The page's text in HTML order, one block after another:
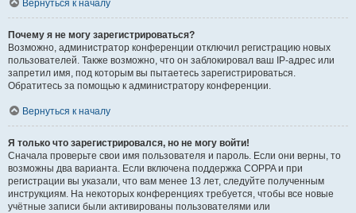
Вернуться к началу
Почему я не могу зарегистрироваться?
Возможно, администратор конференции отключил регистрацию новых
пользователей. Также возможно, что он заблокировал ваш IP-адрес или
запретил имя, под которым вы пытаетесь зарегистрироваться.
Обратитесь за помощью к администратору конференции.
Вернуться к началу
Я только что зарегистрировался, но не могу войти!
Сначала проверьте свои имя пользователя и пароль. Если они верны, то
возможны два варианта. Если включена поддержка COPPA и при
регистрации вы указали, что вам менее 13 лет, следуйте полученным
инструкциям. На некоторых конференциях требуется, чтобы все новые
учётные записи были активированы пользователями или